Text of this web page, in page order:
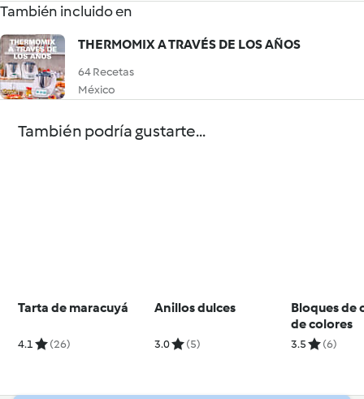
También incluido en
THERMOMIX A TRAVÉS DE LOS AÑOS
64 Recetas
México
También podría gustarte...
Tarta de maracuyá
4.1 (26)
Anillos dulces
3.0 (5)
Bloques de
de colores
3.5 (6)